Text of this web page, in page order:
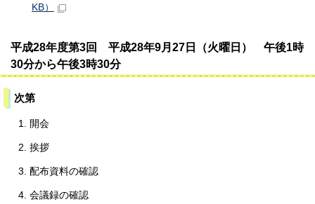
KB）
平成28年度第3回 平成28年9月27日（火曜日） 午後1時
30分から午後3時30分
次第
開会
挨拶
配布資料の確認
会議録の確認